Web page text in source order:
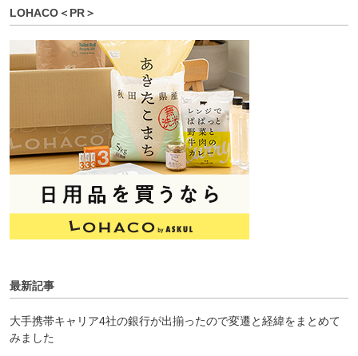
LOHACO＜PR＞
最新記事
大手携帯キャリア4社の銀行が出揃ったので変遷と経緯をまとめて
みました